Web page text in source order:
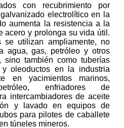
con recubrimiento por
electrolítico en la
aumenta la resistencia a la
acero y prolonga su vida útil.
se utilizan ampliamente, no
agua, gas, petróleo y otros
también como tuberías
oleoductos en la industria
en yacimientos marinos,
enfriadores de
intercambiadores de aceite
y lavado en equipos de
para pilotes de caballete
túneles mineros.